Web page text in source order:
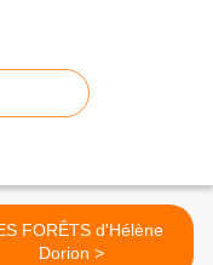
FORÊTS d'Hélène
Dorion >